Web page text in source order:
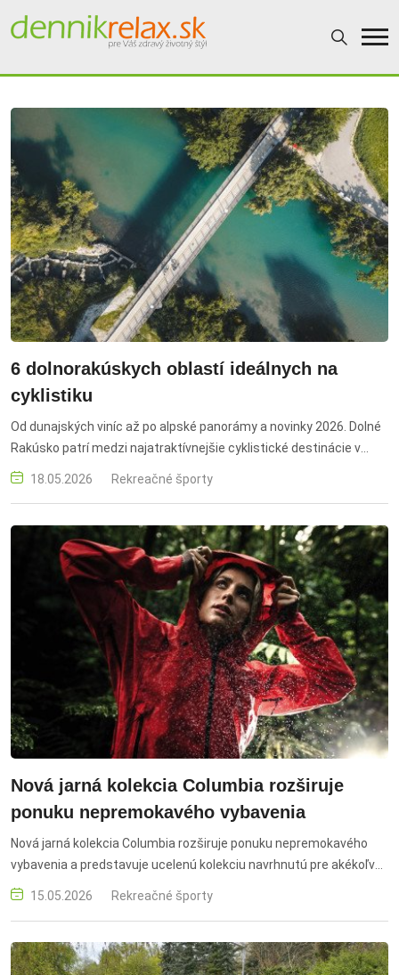
Dennikrelax
6 dolnorakúskych oblastí ideálnych na
cyklistiku
Od dunajských viníc až po alpské panorámy a novinky 2026. Dolné
Rakúsko patrí medzi najatraktívnejšie cyklistické destinácie v
Európe. Vďaka rozmanitej krajine, kvalitnej infraštruktúre a hustej
sieti trás ponúka ideálne podmienky pre rodiny, rekreačných
cyklotrasy, cyklovýlety, Weinviertel, Dunajská cyklotrasa,
vinohrady, Rakúsko, aktívna dovolenka, bicyklovanie, rekreačná
cyklistika, rodinné výlety, príroda, turistika, cyklo dovolenka,
EuroVelo, cyklistické trasy, výlety na bicykli, kultúra a gastronómia
18.05.2026 Rekreačné športy
Nová jarná kolekcia Columbia rozširuje
ponuku nepremokavého vybavenia
Nová jarná kolekcia Columbia rozširuje ponuku nepremokavého
vybavenia a predstavuje ucelenú kolekciu navrhnutú pre akékoľvek
podmienky nová jarná kolekcia, Columbia, nepremokavé vybavenie,
outdoor oblečenie, jarná kolekcia, nepremokavá bunda, outdoor
oblečenie, ochrana pred dažďom, športové oblečenie, vodoodolné
materiály, jarná móda, outdoor značka, Columbia Sportswear,
15.05.2026 Rekreačné športy